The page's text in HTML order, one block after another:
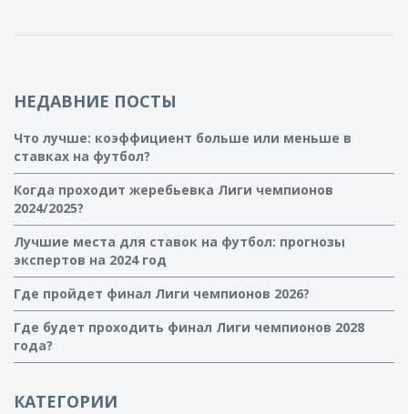
НЕДАВНИЕ ПОСТЫ
Что лучше: коэффициент больше или меньше в
ставках на футбол?
Когда проходит жеребьевка Лиги чемпионов
2024/2025?
Лучшие места для ставок на футбол: прогнозы
экспертов на 2024 год
Где пройдет финал Лиги чемпионов 2026?
Где будет проходить финал Лиги чемпионов 2028
года?
КАТЕГОРИИ